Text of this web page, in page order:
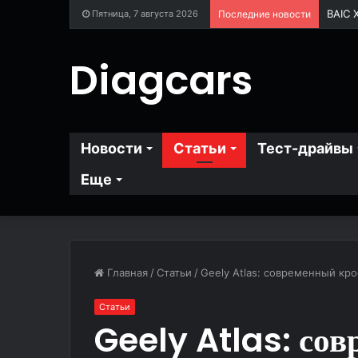
Пятница, 7 августа 2026 Последние новости
Diagcars
Новости Статьи
Тест-драйвы
Еще
Главная / Статьи / Geely Atlas: современный
Статьи
Geely Atlas: